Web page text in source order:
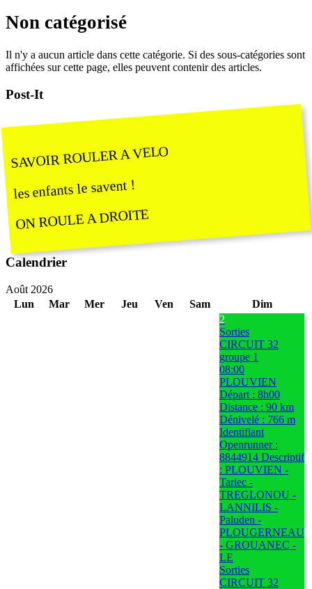
Non catégorisé
Il n'y a aucun article dans cette catégorie. Si des sous-catégories sont
affichées sur cette page, elles peuvent contenir des articles.
Post-It
SAVOIR ROULER A VELO
les enfants le savent !
ON ROULE A DROITE
Calendrier
Août 2026
Lun
Mar Mer Jeu Ven Sam Dim
2
Sorties
CIRCUIT 32
groupe 1
08:00
PLOUVIEN
Départ : 8h00
Distance : 90 km
Dénivelé : 766 m
Identifiant
Openrunner :
8844914 Descriptif
: PLOUVIEN -
Tariec -
TREGLONOU -
LANNILIS -
Paluden -
PLOUGERNEAU
- GROUANEC -
LE
Sorties
CIRCUIT 32